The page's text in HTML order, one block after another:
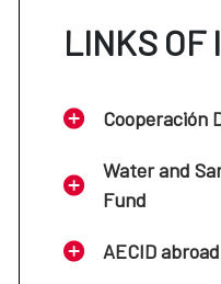
LINKS OF
Cooperación
Water and
Fund
AECID abroad